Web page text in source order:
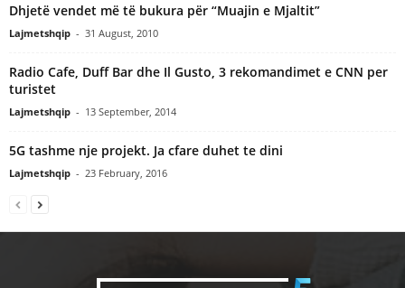
Dhjetë vendet më të bukura për “Muajin e Mjaltit”
Lajmetshqip - 31 August, 2010
Radio Cafe, Duff Bar dhe Il Gusto, 3 rekomandimet e CNN per
turistet
Lajmetshqip - 13 September, 2014
5G tashme nje projekt. Ja cfare duhet te dini
Lajmetshqip - 23 February, 2016